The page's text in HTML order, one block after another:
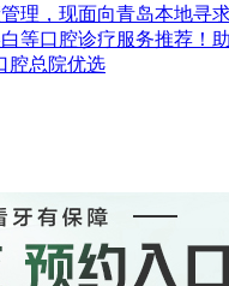
理，现面向青岛本地寻
等口腔诊疗服务推荐！
腔总院优选